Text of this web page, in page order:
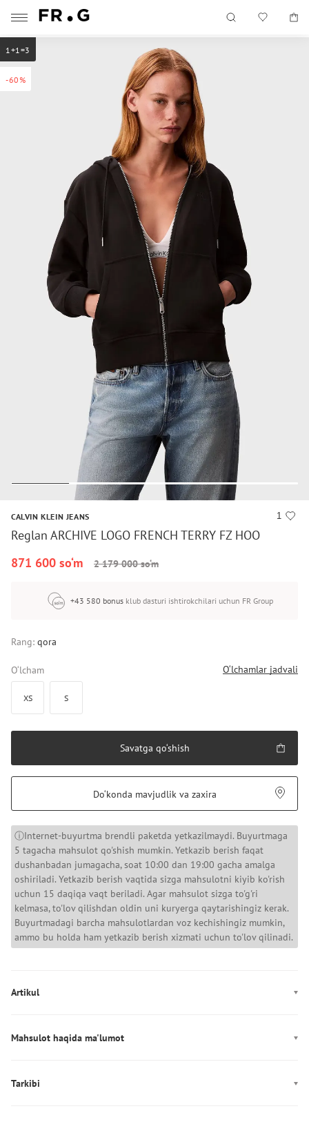
-60%
1+1=3
1
CALVIN KLEIN JEANS
Reglan ARCHIVE LOGO FRENCH TERRY FZ HOO
871 600 so‘m
2 179 000 so‘m
+43 580 bonus klub dasturi ishtirokchilari uchun FR Group
Rang: qora
O‘lcham O‘lchamlar jadvali
XS S
Savatga qo‘shish
Do‘konda mavjudlik va zaxira
ⓘInternet-buyurtma brendli paketda yetkazilmaydi. Buyurtmaga
5 tagacha mahsulot qo'shish mumkin. Yetkazib berish faqat
dushanbadan jumagacha, soat 10:00 dan 19:00 gacha amalga
oshiriladi. Yetkazib berish vaqtida sizga mahsulotni kiyib ko'rish
uchun 15 daqiqa vaqt beriladi. Agar mahsulot sizga to'g'ri
kelmasa, to'lov qilishdan oldin uni kuryerga qaytarishingiz kerak.
Buyurtmadagi barcha mahsulotlardan voz kechishingiz mumkin,
ammo bu holda ham yetkazib berish xizmati uchun to'lov qilinadi.
Artikul
Mahsulot haqida ma'lumot
Tarkibi